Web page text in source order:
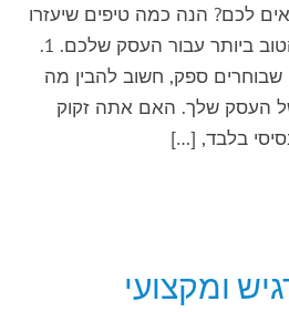
לכם? הנה כמה טיפים שיעזרו
לכם לבחור את הספק הטוב ביותר עבור העסק שלכם. 1.
ספק, חשוב להבין מה
העסק שלך. האם אתה זקוק
בלבד, […]
ומקצועי